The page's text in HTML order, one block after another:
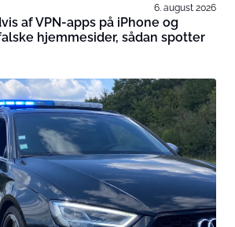
6. august 2026
af VPN-apps på iPhone og
hjemmesider, sådan spotter